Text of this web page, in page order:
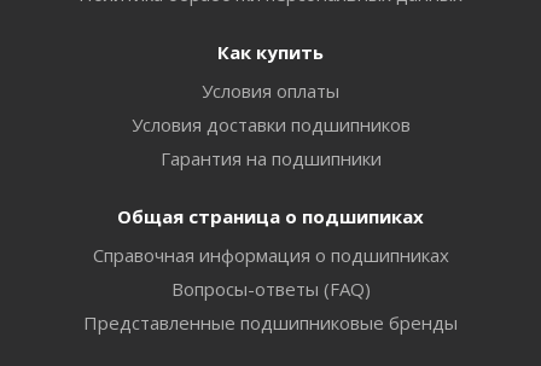
Как купить
Условия оплаты
Условия доставки подшипников
Гарантия на подшипники
Общая страница о подшипиках
Справочная информация о подшипниках
Вопросы-ответы (FAQ)
Представленные подшипниковые бренды